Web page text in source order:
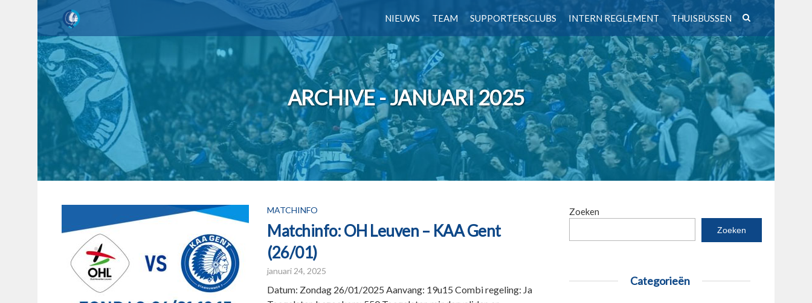
NIEUWS TEAM SUPPORTERSCLUBS INTERN REGLEMENT THUISBUSSEN
ARCHIVE - JANUARI 2025
MATCHINFO
Matchinfo: OH Leuven – KAA Gent
(26/01)
januari 24, 2025
Datum: Zondag 26/01/2025 Aanvang: 19u15 Combi regeling: Ja
Zoeken
Zoeken
Categorieën